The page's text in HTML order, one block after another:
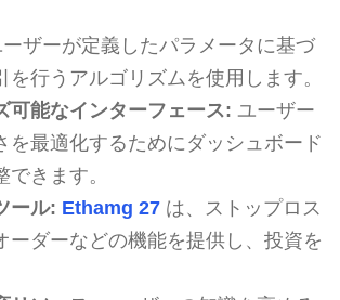
ーザーが定義したパラメータに基づ
を行うアルゴリズムを使用します。
可能なインターフェース: ユーザー
を最適化するためにダッシュボード
できます。
ール: Ethamg 27は、ストップロス
ーダーなどの機能を提供し、投資を